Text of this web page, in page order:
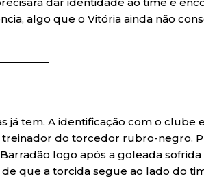
algo que o Vitória ainda não
já tem. A identificação com o clube
do torcedor rubro-negro.
logo após a goleada sofrida
que a torcida segue ao lado do